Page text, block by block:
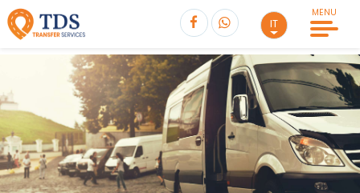
IT
MENU
TRANSFERsenza attesa
Seleziona Partenza
Seleziona una destinazione
Seleziona Escursione
Andata